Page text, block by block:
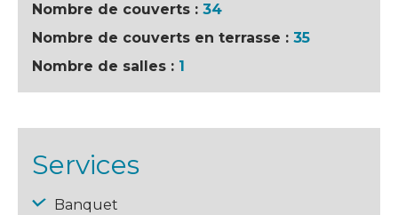
Nombre de couverts : 34
Nombre de couverts en terrasse : 35
Nombre de salles : 1
Services
Banquet